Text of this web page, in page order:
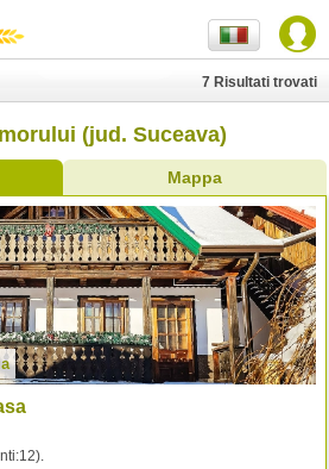
(jud. Suceava)
Mappa
7 Risultati trovati
12).